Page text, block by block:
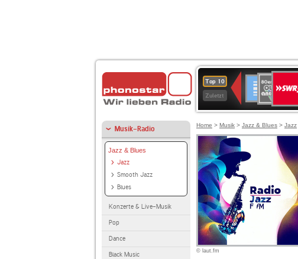
Top 10
Zuletzt
Deutschlandfunk
80er
90er
OLDIE
ANTENNE
4
SWR
Kultur
NDR
2
Musik-Radio
Jazz & Blues
Jazz
Smooth Jazz
Blues
Konzerte & Live-Musik
Pop
Dance
Black Music
Home > Musik > Jazz & Blues > Jazz
© laut.fm